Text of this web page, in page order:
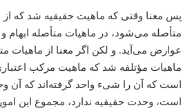
پس معنا وقتی که ماهیت حقیقیه شد که از
متأصله می‌شود، در ماهیات متأصله ابهام
عوارض می‌آید. و لکن اگر معنا از ماهیات
ماهیات مؤتلفه شد که ماهیت مرکب
است که آن را شیء واحد گرفته‌اند که آن
است، وحدت حقیقیه ندارد، مجموع این